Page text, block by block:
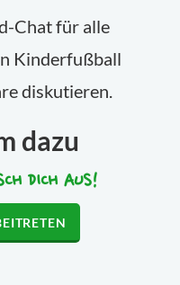
Chat für alle
Kinderfußball
diskutieren.
dazu
DICH AUS!